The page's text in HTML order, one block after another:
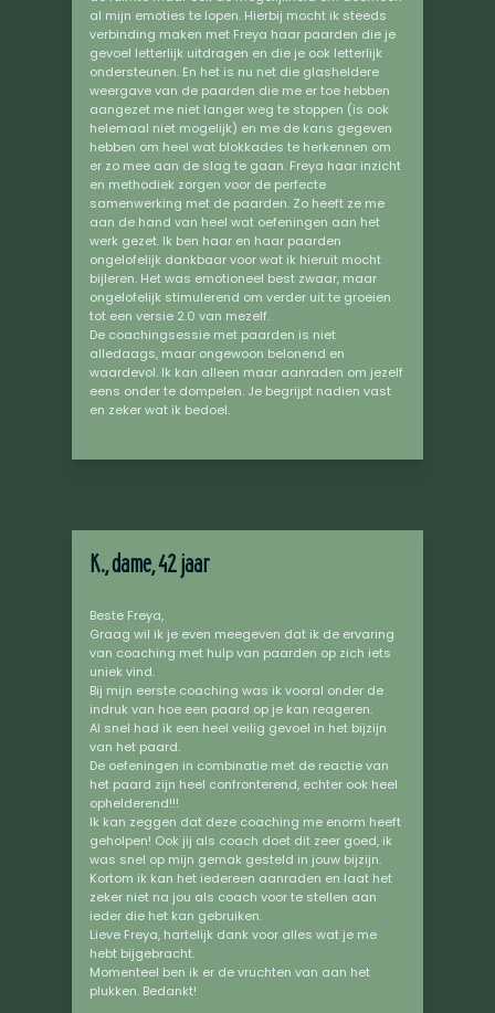
al mijn emoties te lopen. Hierbij mocht ik steeds
verbinding maken met Freya haar paarden die je
gevoel letterlijk uitdragen en die je ook letterlijk
ondersteunen. En het is nu net die glasheldere
weergave van de paarden die me er toe hebben
aangezet me niet langer weg te stoppen (is ook
helemaal niet mogelijk) en me de kans gegeven
hebben om heel wat blokkades te herkennen om
er zo mee aan de slag te gaan. Freya haar inzicht
en methodiek zorgen voor de perfecte
samenwerking met de paarden. Zo heeft ze me
aan de hand van heel wat oefeningen aan het
werk gezet. Ik ben haar en haar paarden
ongelofelijk dankbaar voor wat ik hieruit mocht
bijleren. Het was emotioneel best zwaar, maar
ongelofelijk stimulerend om verder uit te groeien
tot een versie 2.0 van mezelf.
De coachingsessie met paarden is niet
alledaags, maar ongewoon belonend en
waardevol. Ik kan alleen maar aanraden om jezelf
eens onder te dompelen. Je begrijpt nadien vast
en zeker wat ik bedoel.
K., dame, 42 jaar
Beste Freya,
Graag wil ik je even meegeven dat ik de ervaring
van coaching met hulp van paarden op zich iets
uniek vind.
Bij mijn eerste coaching was ik vooral onder de
indruk van hoe een paard op je kan reageren.
Al snel had ik een heel veilig gevoel in het bijzijn
van het paard.
De oefeningen in combinatie met de reactie van
het paard zijn heel confronterend, echter ook heel
ophelderend!!!
Ik kan zeggen dat deze coaching me enorm heeft
geholpen! Ook jij als coach doet dit zeer goed, ik
was snel op mijn gemak gesteld in jouw bijzijn.
Kortom ik kan het iedereen aanraden en laat het
zeker niet na jou als coach voor te stellen aan
ieder die het kan gebruiken.
Lieve Freya, hartelijk dank voor alles wat je me
hebt bijgebracht.
Momenteel ben ik er de vruchten van aan het
plukken. Bedankt!